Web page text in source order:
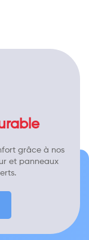
grâce à nos
et panneaux